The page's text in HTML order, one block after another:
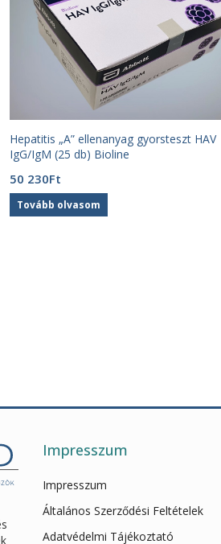
Hepatitis „A” ellenanyag gyorsteszt HAV
IgG/IgM (25 db) Bioline
50 230Ft
Tovább olvasom
Impresszum
Impresszum
Általános Szerződési Feltételek
Adatvédelmi Tájékoztató